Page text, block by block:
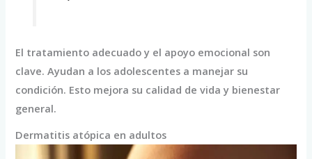
El tratamiento adecuado y el apoyo emocional son
clave. Ayudan a los adolescentes a manejar su
condición. Esto mejora su calidad de vida y bienestar
general.
Dermatitis atópica en adultos